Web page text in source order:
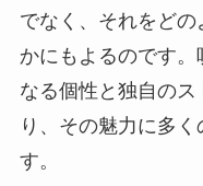
でなく、それをど
かにもよるのです
なる個性と独自の
り、その魅力に多
す。